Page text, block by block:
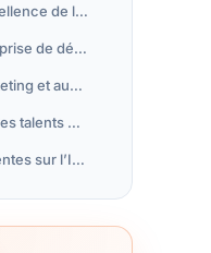
Personnalisation et excellence de l’expérience client avec l’IA
Analyse de données et prise de décision stratégique en PME
Automatisation du marketing et augmentation des ventes via l’intelligence artificielle
Recrutement, gestion des talents et cybersécurité boostés par l’IA
FAQ – Questions fréquentes sur l’IA pour les PME